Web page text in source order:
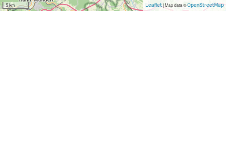
5 km Leaflet|Map data ©OpenStreetMap